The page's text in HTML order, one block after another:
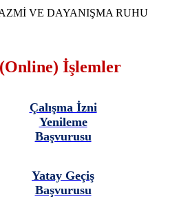
VE DAYANIŞMA RUHU
İşlemler
Çalışma İzni
Yenileme
Başvurusu
Yatay Geçiş
Başvurusu